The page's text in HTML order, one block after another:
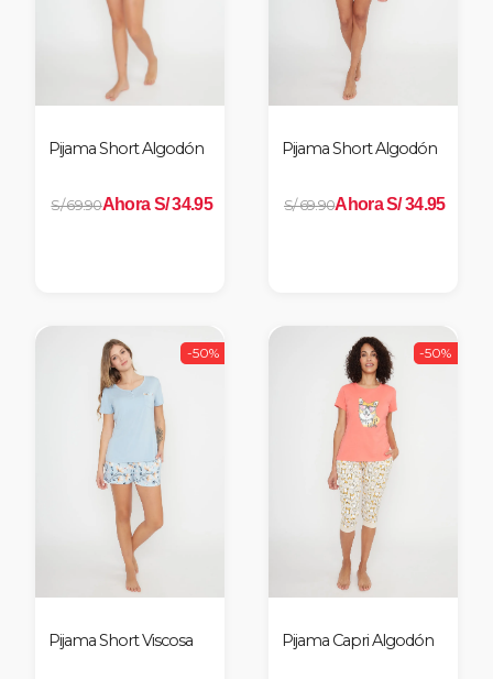
Pijama Short Algodón
S/ 69.90Ahora S/ 34.95
Pijama Short Algodón
S/ 69.90Ahora S/ 34.95
-50%
Pijama Short Viscosa
-50%
Pijama Capri Algodón